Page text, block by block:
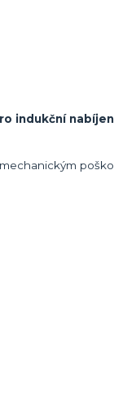
indukční